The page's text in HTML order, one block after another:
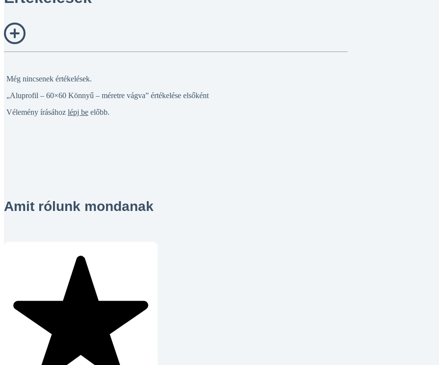
Még nincsenek értékelések.
„Aluprofil – 60×60 Könnyű – méretre vágva” értékelése elsőként
Vélemény írásához lépj be előbb.
Amit rólunk mondanak